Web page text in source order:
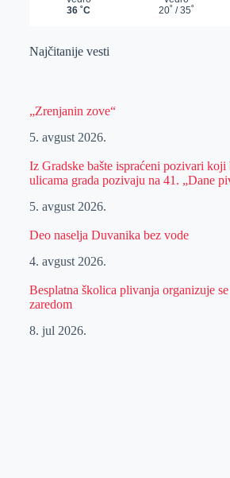
Najčitanije vesti
„Zrenjanin zove“
5. avgust 2026.
Iz Gradske bašte ispraćeni pozivari
ulicama grada pozivaju na 41. „Dane
5. avgust 2026.
Deo naselja Duvanika bez vode
4. avgust 2026.
Besplatna školica plivanja organizuje
zaredom
8. jul 2026.